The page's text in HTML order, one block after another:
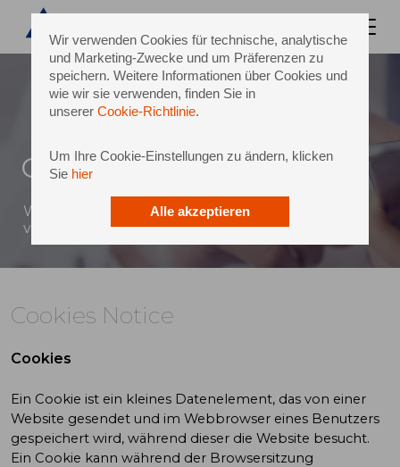
Wir verwenden Cookies für technische, analytische
und Marketing-Zwecke und um Präferenzen zu
speichern. Weitere Informationen über Cookies und
wie wir sie verwenden, finden Sie in
unserer Cookie-Richtlinie.
Um Ihre Cookie-Einstellungen zu ändern, klicken
Sie hier
Alle akzeptieren
Cookies Notice
Wir verwenden Cookies, um Ihr Surferlebnis zu
verbessern
Cookies Notice
Cookies
Ein Cookie ist ein kleines Datenelement, das von einer
Website gesendet und im Webbrowser eines Benutzers
gespeichert wird, während dieser die Website besucht.
Ein Cookie kann während der Browsersitzung